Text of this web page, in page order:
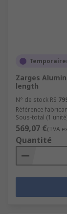
Zarges
length
N° de stock RS
Référence
Sous-total (1
569,07 €(TVA
Quantité